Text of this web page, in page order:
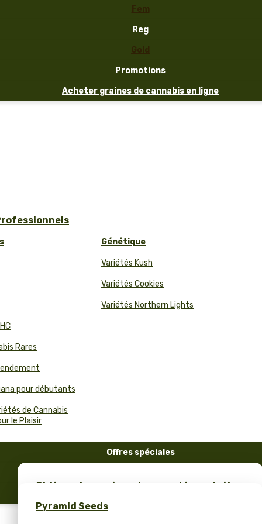
Fem
Reg
Gold
Promotions
Acheter graines de cannabis en ligne
Rares
pour débutants
de Cannabis
le Plaisir
Génétique
Variétés Kush
Variétés Cookies
Variétés Northern Lights
Offres spéciales
Obtiens des graines de cannabis gratuites
Pyramid Seeds !
Pyramid Seeds